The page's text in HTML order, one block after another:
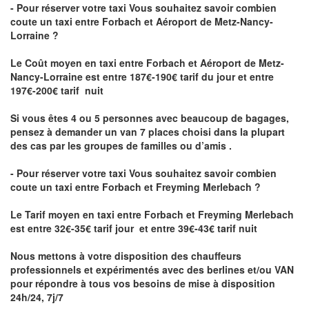
- Pour réserver votre taxi Vous souhaitez savoircombien
coute un taxi entre Forbach et Aéroport de Metz-Nancy-
Lorraine ?
Le Coût moyen en taxi entre Forbach et Aéroport de Metz-
Nancy-Lorraine est entre 187€-190€ tarif du jour et entre
197€-200€ tarif nuit
Si vous êtes 4 ou 5 personnes avec beaucoup de bagages,
pensez à demander un van 7 places choisi dans la plupart
des cas par les groupes de familles ou d’amis .
- Pour réserver votre taxi Vous souhaitez savoircombien
coute un taxi entre Forbach et Freyming Merlebach ?
Le Tarif moyen en taxi entre Forbach et Freyming Merlebach
est entre 32€-35€ tarif jour et entre 39€-43€ tarif nuit
Nous mettons à votre disposition des chauffeurs
professionnels et expérimentés avec des berlines et/ou VAN
pour répondre à tous vos besoins de mise à disposition
24h/24, 7j/7